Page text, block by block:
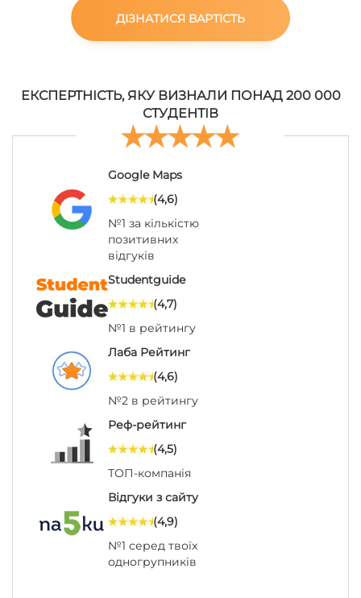
ДІЗНАТИСЯ ВАРТІСТЬ
ЕКСПЕРТНІСТЬ, ЯКУ ВИЗНАЛИ ПОНАД 200 000
СТУДЕНТІВ
Google Maps
(4,6)
№1 за кількістю
позитивних
відгуків
Studentguide
(4,7)
№1 в рейтингу
Лаба Рейтинг
(4,6)
№2 в рейтингу
Реф-рейтинг
(4,5)
ТОП-компанія
Відгуки з сайту
(4,9)
№1 серед твоїх
одногрупників